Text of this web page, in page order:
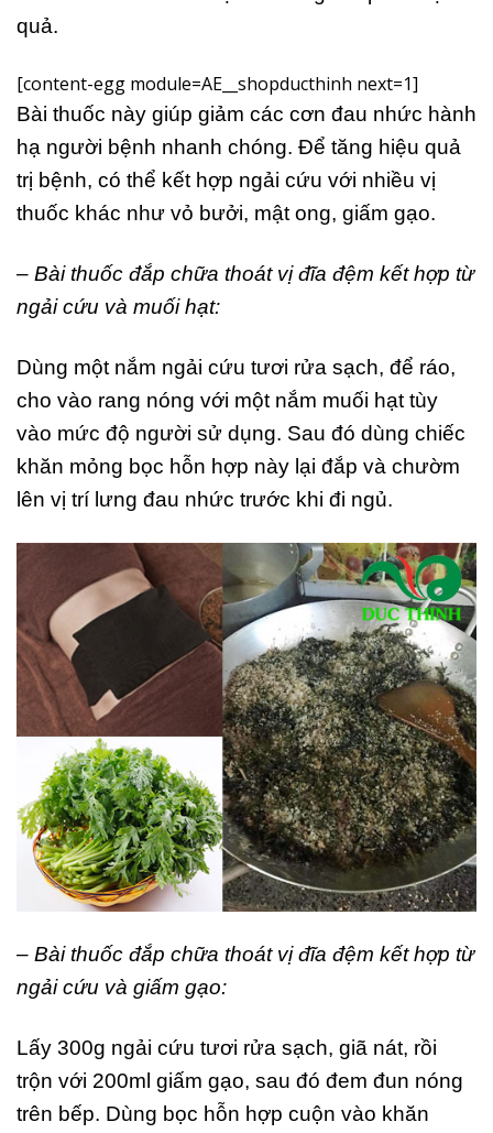
quả.
[content-egg module=AE__shopducthinh next=1]
Bài thuốc này giúp giảm các cơn đau nhức hành
hạ người bệnh nhanh chóng. Để tăng hiệu quả
trị bệnh, có thể kết hợp ngải cứu với nhiều vị
thuốc khác như vỏ bưởi, mật ong, giấm gạo.
– Bài thuốc đắp chữa thoát vị đĩa đệm kết hợp từ
ngải cứu và muối hạt:
Dùng một nắm ngải cứu tươi rửa sạch, để ráo,
cho vào rang nóng với một nắm muối hạt tùy
vào mức độ người sử dụng. Sau đó dùng chiếc
khăn mỏng bọc hỗn hợp này lại đắp và chườm
lên vị trí lưng đau nhức trước khi đi ngủ.
– Bài thuốc đắp chữa thoát vị đĩa đệm kết hợp từ
ngải cứu và giấm gạo:
Lấy 300g ngải cứu tươi rửa sạch, giã nát, rồi
trộn với 200ml giấm gạo, sau đó đem đun nóng
trên bếp. Dùng bọc hỗn hợp cuộn vào khăn